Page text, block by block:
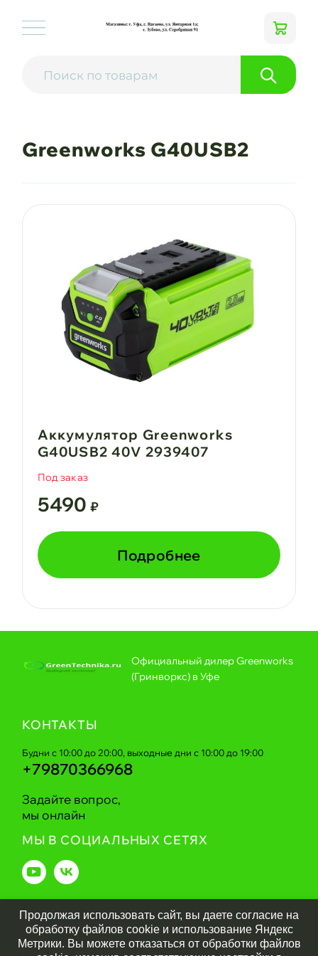
Greenworks G40USB2
Аккумулятор Greenworks
G40USB2 40V 2939407
Под заказ
5490 ₽
Подробнее
Официальный дилер Greenworks
(Гринворкс) в Уфе
КОНТАКТЫ
Будни с 10:00 до 20:00, выходные дни с 10:00 до 19:00
+79870366968
Задайте вопрос,
мы онлайн
МЫ В СОЦИАЛЬНЫХ СЕТЯХ
Greentechnika.ru2026
Продолжая использовать сайт, вы даете согласие на
обработку файлов cookie и использование Яндекс
Метрики. Вы можете отказаться от обработки файлов